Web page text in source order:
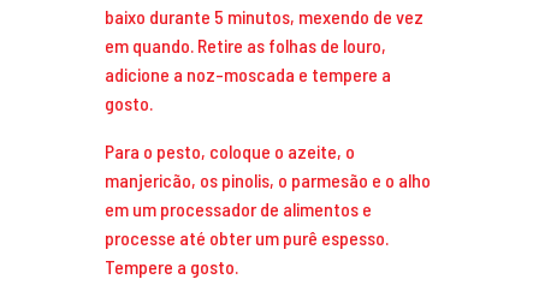
baixo durante 5 minutos, mexendo de vez
em quando. Retire as folhas de louro,
adicione a noz-moscada e tempere a
gosto.
Para o pesto, coloque o azeite, o
manjericão, os pinolis, o parmesão e o alho
em um processador de alimentos e
processe até obter um purê espesso.
Tempere a gosto.